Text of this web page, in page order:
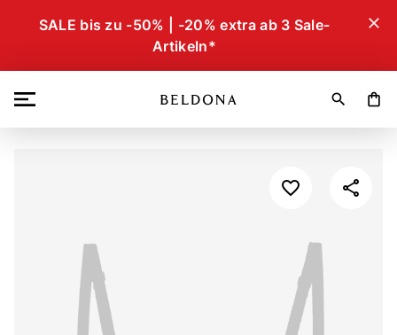
SALE bis zu -50% | -20% extra ab 3 Sale-
Artikeln*
close
search shopping_bag